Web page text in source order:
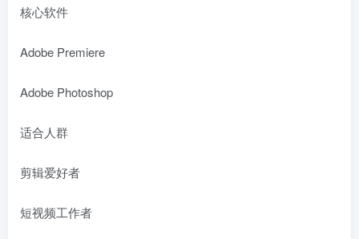
核心软件
Adobe Premiere
Adobe Photoshop
适合人群
剪辑爱好者
短视频工作者